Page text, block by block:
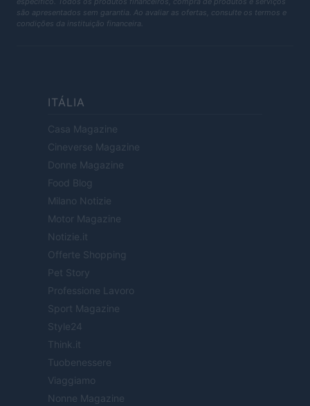
são apresentados sem garantia. Ao avaliar as ofertas, consulte os termos e
condições da instituição financeira.
ITÁLIA
Casa Magazine
Cineverse Magazine
Donne Magazine
Food Blog
Milano Notizie
Motor Magazine
Notizie.it
Offerte Shopping
Pet Story
Professione Lavoro
Sport Magazine
Style24
Think.it
Tuobenessere
Viaggiamo
Nonne Magazine